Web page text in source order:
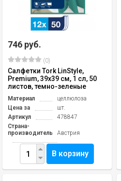
746 руб.
(0)
Салфетки Tork LinStyle,
Premium, 39х39 см, 1 сл, 50
листов, темно-зеленые
Материал
целлюлоза
Цена за
шт.
Артикул
478847
Страна-
производитель
Австрия
В корзину